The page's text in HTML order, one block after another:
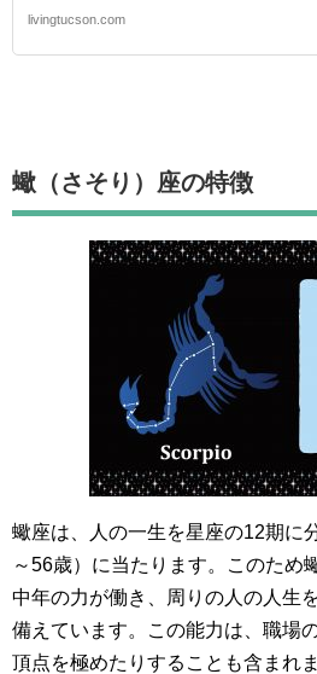
livingtucson.com
蠍（さそり）座の特徴
蠍座は、人の一生を星座の12期に
～56歳）に当たります。このため
中年の力が働き、周りの人の人生
備えています。この能力は、職場
頂点を極めたりすることも含まれ